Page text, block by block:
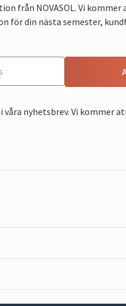
från NOVASOL. Vi kommer
för din nästa semester,
nyhetsbrev. Vi kommer